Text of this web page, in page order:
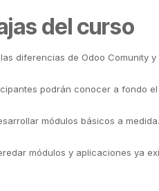
del curso
diferencias de Odoo Comunity y
podrán conocer a fondo
módulos básicos a medida.
módulos y aplicaciones ya